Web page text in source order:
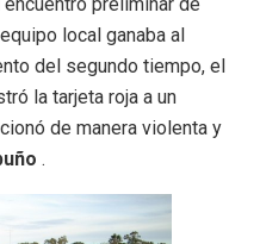
local ganaba al
del segundo tiempo, el
la tarjeta roja a un
de manera violenta y
.